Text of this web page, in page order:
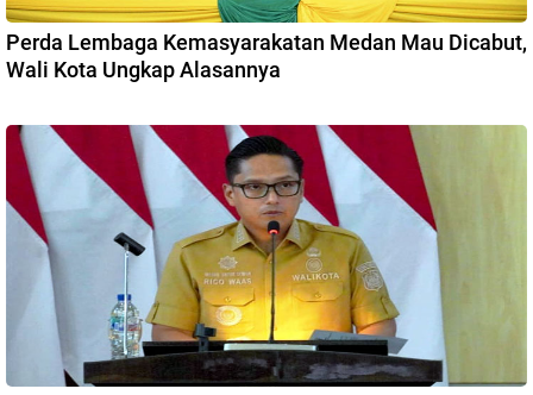
Perda Lembaga Kemasyarakatan Medan Mau Dicabut,
Wali Kota Ungkap Alasannya